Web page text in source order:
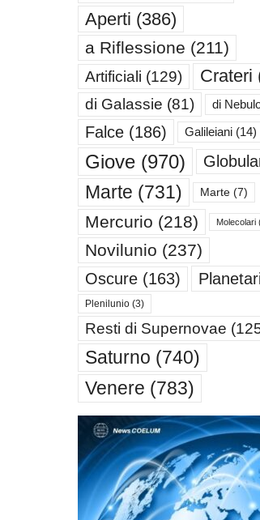
Aperti (386)
a Riflessione (211)
Artificiali (129) Crateri
di Galassie (81) di
Falce(186) Galileiani(14)
Giove(970)
Marte (731) Marte(7)
Mercurio (218) Molecolari
Novilunio (237)
Oscure(163)
Plenilunio(3)
Resti di Supernovae
Saturno (740)
Venere (783)